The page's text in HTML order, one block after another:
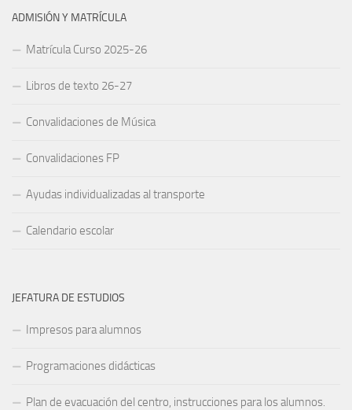
ADMISIÓN Y MATRÍCULA
Matrícula Curso 2025-26
Libros de texto 26-27
Convalidaciones de Música
Convalidaciones FP
Ayudas individualizadas al transporte
Calendario escolar
JEFATURA DE ESTUDIOS
Impresos para alumnos
Programaciones didácticas
Plan de evacuación del centro, instrucciones para los alumnos.